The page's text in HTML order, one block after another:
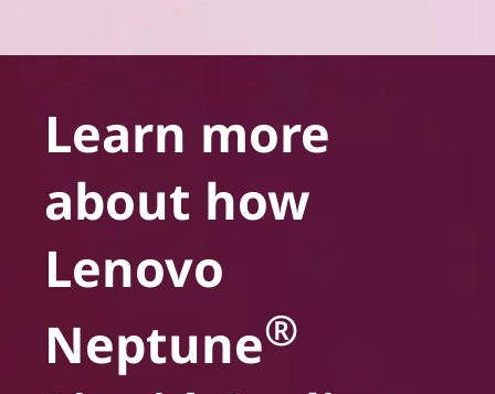
Learn more
about how
Lenovo
Neptune®